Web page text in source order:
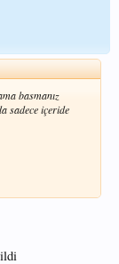
basmanız
sadece içeride